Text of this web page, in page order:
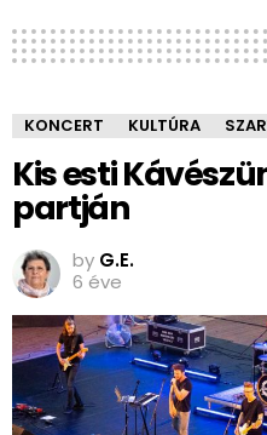
KONCERT KULTÚRA
Kis esti
partján
by G.E.
6 éve